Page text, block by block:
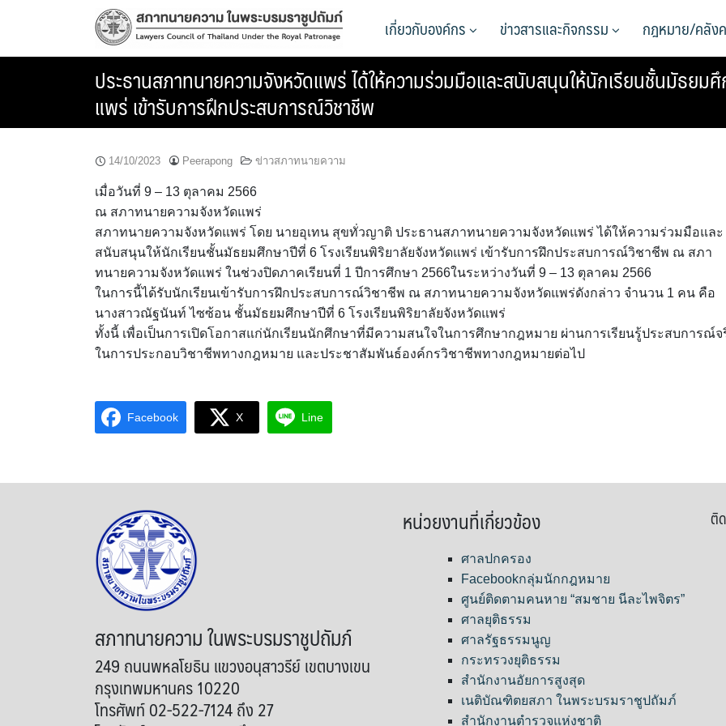
เกี่ยวกับองค์กร ข่าวสารและกิจกรรม กฎหมาย/คลัง
ประธานสภาทนายความจังหวัดแพร่ ได้ให้ความร่วมมือและสนับสนุนให้นักเรียนชั้นมัธยม
แพร่ เข้ารับการฝึกประสบการณ์วิชาชีพ
14/10/2023 Peerapong ข่าวสภาทนายความ
เมื่อวันที่ 9 – 13 ตุลาคม 2566
ณ สภาทนายความจังหวัดแพร่
สภาทนายความจังหวัดแพร่ โดย นายอุเทน สุขทั่วญาติ ประธานสภาทนายความจังหวัดแพร่ ได้ให้ความร่วมมือและ
สนับสนุนให้นักเรียนชั้นมัธยมศึกษาปีที่ 6 โรงเรียนพิริยาลัยจังหวัดแพร่ เข้ารับการฝึกประสบการณ์วิชาชีพ ณ สภา
ทนายความจังหวัดแพร่ ในช่วงปิดภาคเรียนที่ 1 ปีการศึกษา 2566ในระหว่างวันที่ 9 – 13 ตุลาคม 2566
ในการนี้ได้รับนักเรียนเข้ารับการฝึกประสบการณ์วิชาชีพ ณ สภาทนายความจังหวัดแพร่ดังกล่าว จำนวน 1 คน คือ
นางสาวณัฐนันท์ ไซซ้อน ชั้นมัธยมศึกษาปีที่ 6 โรงเรียนพิริยาลัยจังหวัดแพร่
ทั้งนี้ เพื่อเป็นการเปิดโอกาสแก่นักเรียนนักศึกษาที่มีความสนใจในการศึกษากฎหมาย ผ่านการเรียนรู้ประสบการณ์จ
ในการประกอบวิชาชีพทางกฎหมาย และประชาสัมพันธ์องค์กรวิชาชีพทางกฎหมายต่อไป
Facebook X Line
สภาทนายความ ในพระบรมราชูปถัมภ์
249 ถนนพหลโยธิน แขวงอนุสาวรีย์ เขตบางเขน
กรุงเทพมหานคร 10220
โทรศัพท์ 02-522-7124 ถึง 27
หน่วยงานที่เกี่ยวข้อง
ศาลปกครอง
Facebookกลุ่มนักกฎหมาย
ศูนย์ติดตามคนหาย “สมชาย นีละไพจิตร”
ศาลยุติธรรม
ศาลรัฐธรรมนูญ
กระทรวงยุติธรรม
สำนักงานอัยการสูงสุด
เนติบัณฑิตยสภา ในพระบรมราชูปถัมภ์
สำนักงานตำรวจแห่งชาติ
ติ